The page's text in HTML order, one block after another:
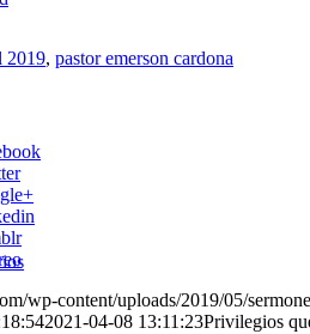
2019, pastor emerson cardona
wp-content/uploads/2019/05/
2021-04-08 13:11:23Privilegios